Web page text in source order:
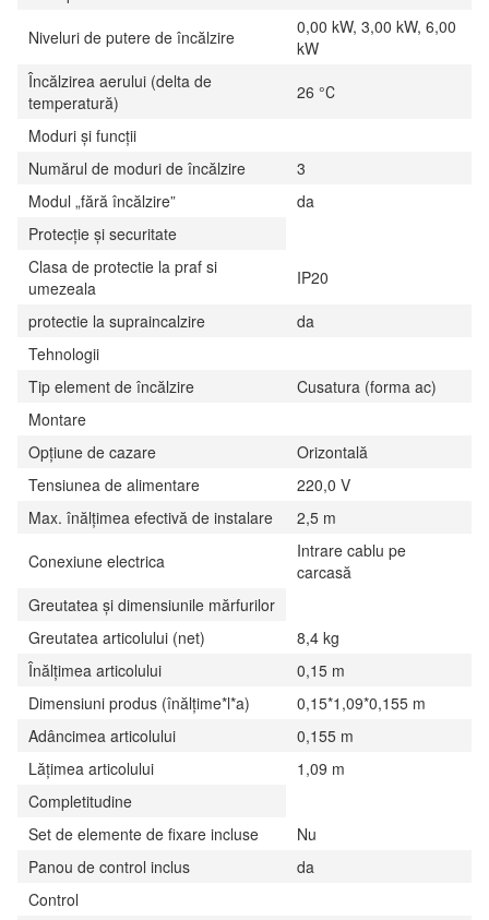
Niveluri de putere de încălzire
0,00 kW, 3,00 kW, 6,00
kW
Încălzirea aerului (delta de
temperatură)
26 °С
Moduri și funcții
Numărul de moduri de încălzire
3
Modul „fără încălzire”
da
Protecție și securitate
Clasa de protectie la praf si
umezeala
IP20
protectie la supraincalzire
da
Tehnologii
Tip element de încălzire
Cusatura (forma ac)
Montare
Opțiune de cazare
Orizontală
Tensiunea de alimentare
220,0 V
Max. înălțimea efectivă de instalare
2,5 m
Conexiune electrica
Intrare cablu pe
carcasă
Greutatea și dimensiunile mărfurilor
Greutatea articolului (net)
8,4 kg
Înălțimea articolului
0,15 m
Dimensiuni produs (înălțime*l*a)
0,15*1,09*0,155 m
Adâncimea articolului
0,155 m
Lățimea articolului
1,09 m
Completitudine
Set de elemente de fixare incluse
Nu
Panou de control inclus
da
Control